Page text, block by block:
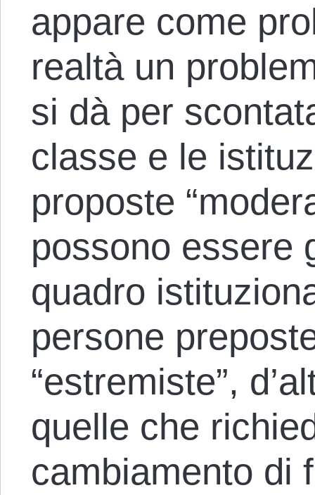
appare come
realtà un
si dà per
classe e le
proposte
possono essere
quadro
persone
“estremiste”,
quelle che
cambiamento di